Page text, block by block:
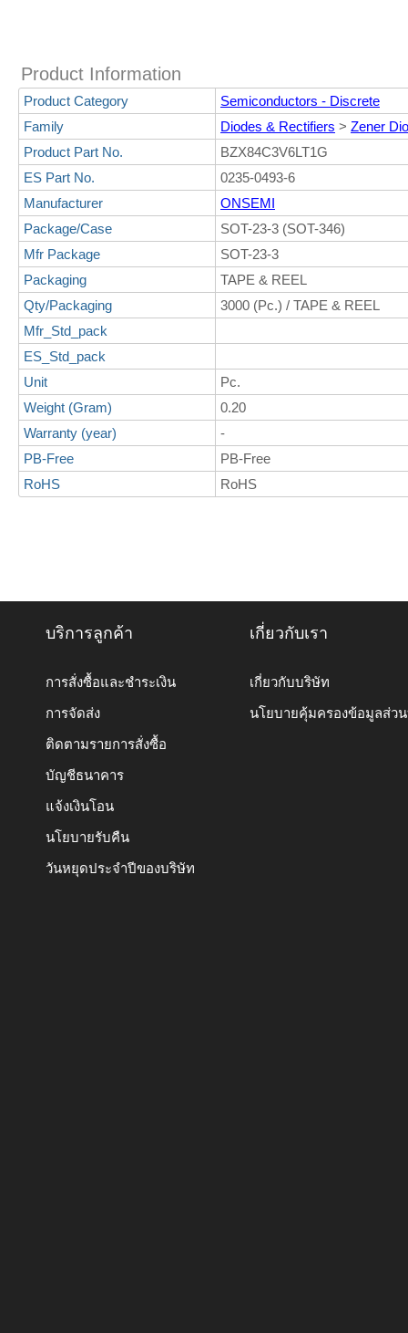
Product Information
Product Category
Semiconductors - Discrete
Family
Diodes & Rectifiers > Zener
Product Part No.
BZX84C3V6LT1G
ES Part No.
0235-0493-6
Manufacturer
ONSEMI
Package/Case
SOT-23-3 (SOT-346)
Mfr Package
SOT-23-3
Packaging
TAPE & REEL
Qty/Packaging
3000 (Pc.) / TAPE & REEL
Mfr_Std_pack
ES_Std_pack
Unit
Pc.
Weight (Gram)
0.20
Warranty (year)
-
PB-Free
PB-Free
RoHS
RoHS
บริการลูกค้า
การสั่งซื้อและชำระเงิน
การจัดส่ง
ติดตามรายการสั่งซื้อ
บัญชีธนาคาร
แจ้งเงินโอน
นโยบายรับคืน
วันหยุดประจำปีของบริษัท
เกี่ยวกับเรา
เกี่ยวกับบริษัท
นโยบายคุ้มครองข้อมูลส่ว